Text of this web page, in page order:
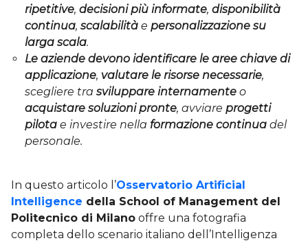
ripetitive, decisioni più informate, disponibilità
continua, scalabilità e personalizzazione su
larga scala.
Le aziende devono identificare le aree chiave di
applicazione, valutare le risorse necessarie,
scegliere tra sviluppare internamente o
acquistare soluzioni pronte, avviare progetti
pilota e investire nella formazione continua del
personale.
In questo articolo l’Osservatorio Artificial
Intelligence della School of Management del
Politecnico di Milano offre una fotografia
completa dello scenario italiano dell’Intelligenza